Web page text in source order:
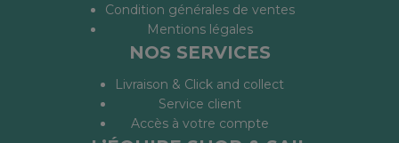
Condition générales de ventes
Mentions légales
NOS SERVICES
Livraison & Click and collect
Service client
Accès à votre compte